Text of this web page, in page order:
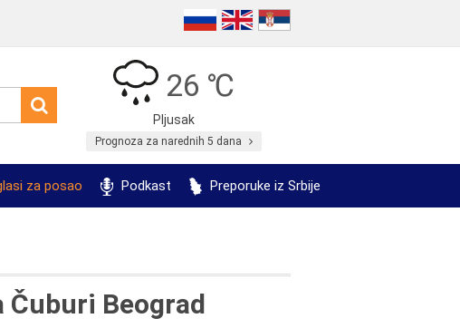
26 ℃
Pljusak
Prognoza za narednih 5 dana
za posao Podkast Preporuke iz Srbije
Beograd